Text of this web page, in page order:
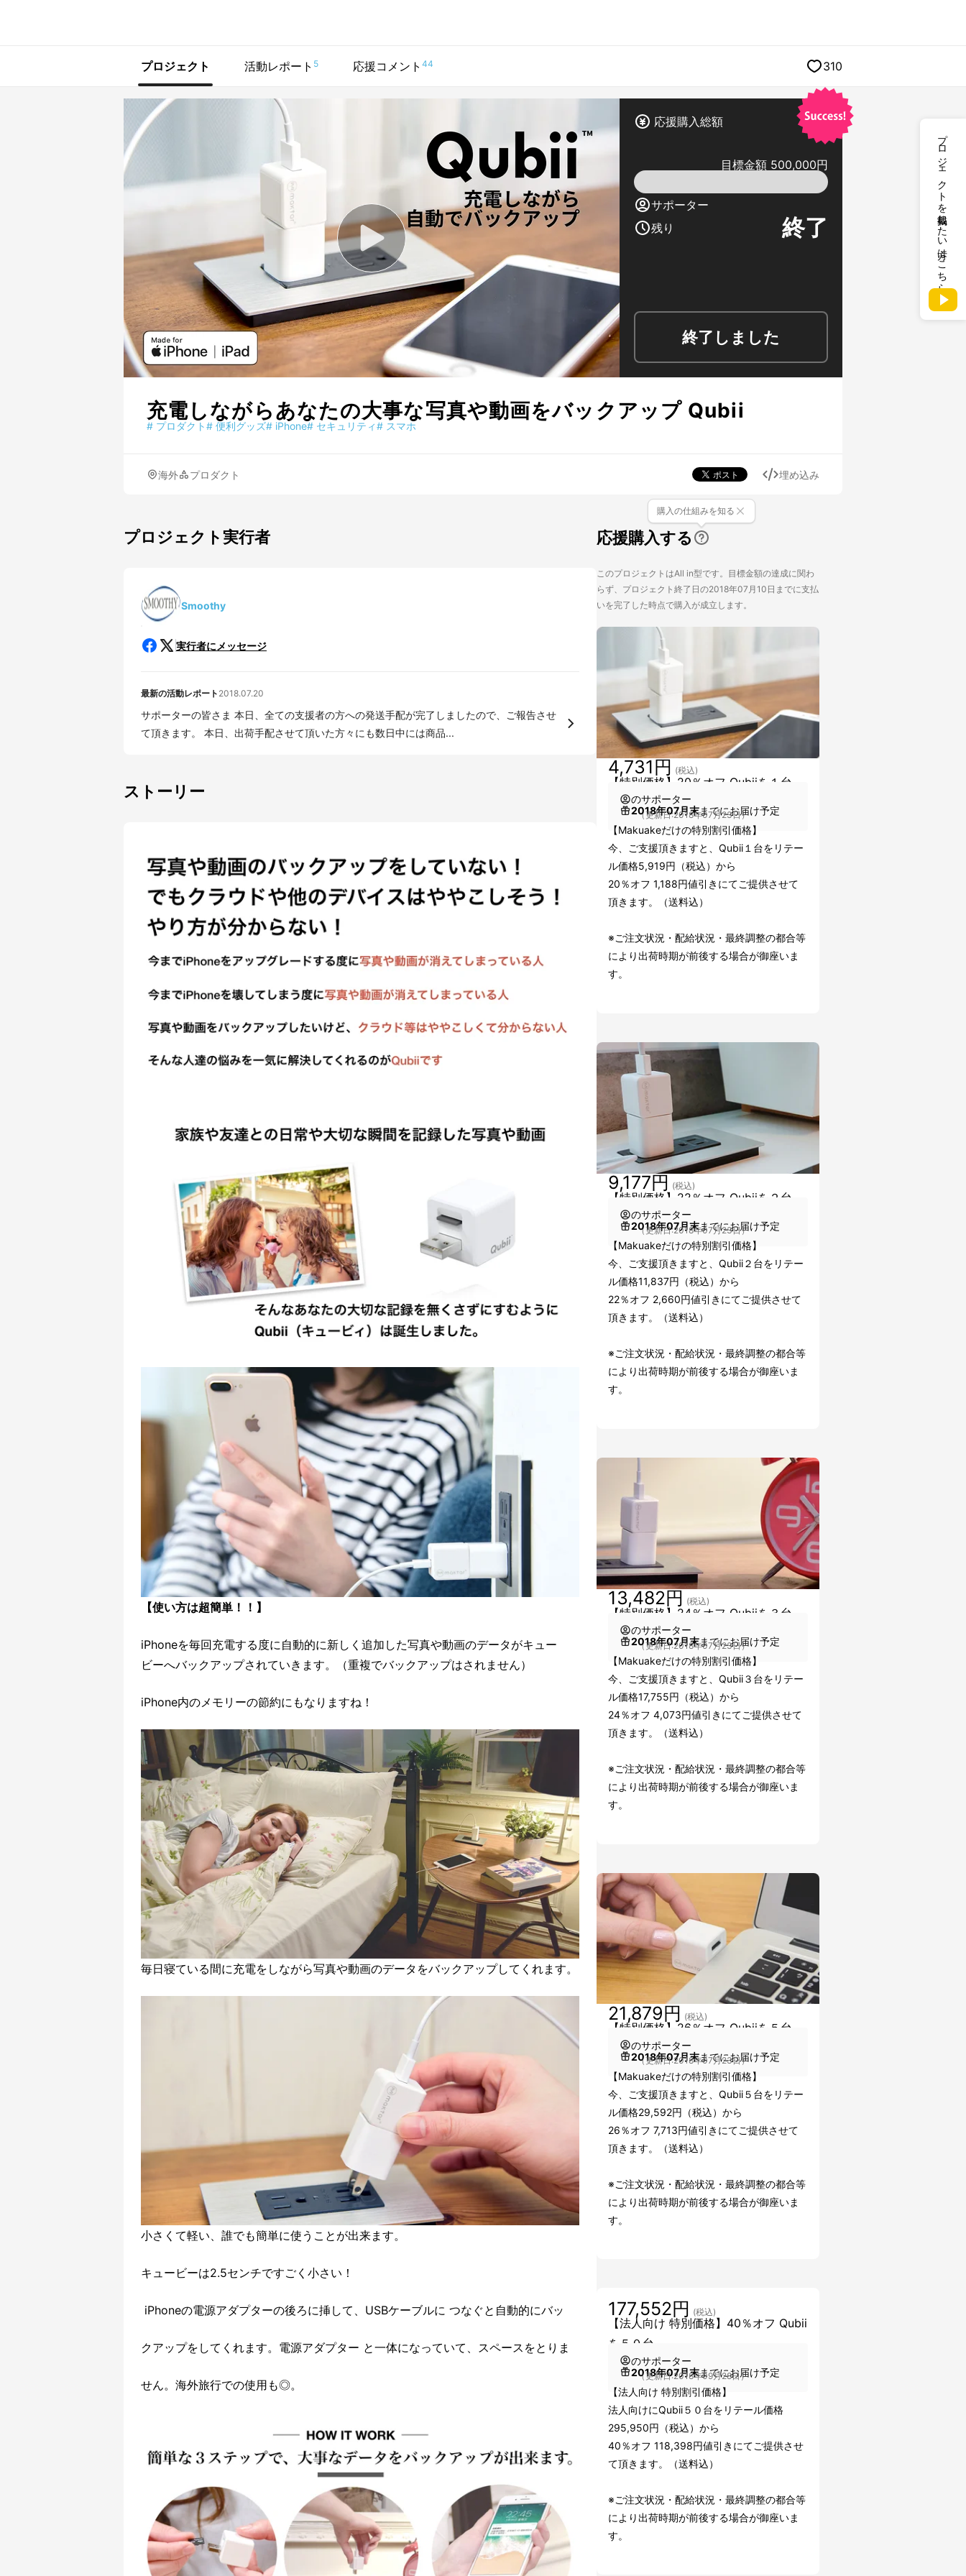
プロジェクトを掲載したい方はこちら
プロジェクト 活動レポート 5 応援コメント 44 310
応援購入総額
目標金額 500,000円
サポーター
残り
終了
終了しました
充電しながらあなたの大事な写真や動画をバックアップ Qubii
# プロダクト# 便利グッズ# iPhone# セキュリティ# スマホ
海外 プロダクト 埋め込み
プロジェクト実行者
Smoothy
実行者にメッセージ
最新の活動レポート 2018.07.20
サポーターの皆さま 本日、全ての支援者の方への発送手配が完了しましたので、ご報告させ
て頂きます。 本日、出荷手配させて頂いた方々にも数日中には商品...
ストーリー
【使い方は超簡単！！】
iPhoneを毎回充電する度に自動的に新しく追加した写真や動画のデータがキュー
ビーへバックアップされていきます。（重複でバックアップはされません）
iPhone内のメモリーの節約にもなりますね！
毎日寝ている間に充電をしながら写真や動画のデータをバックアップしてくれます。
小さくて軽い、誰でも簡単に使うことが出来ます。
キュービーは2.5センチですごく小さい！
iPhoneの電源アダプターの後ろに挿して、USBケーブルに つなぐと自動的にバッ
クアップをしてくれます。電源アダプター と一体になっていて、スペースをとりま
せん。海外旅行での使用も◎。
応援購入する
購入の仕組みを知る
このプロジェクトはAll in型です。目標金額の達成に関わ
らず、プロジェクト終了日の2018年07月10日までに支払
いを完了した時点で購入が成立します。
【特別価格】20％オフ Qubiiを１台
4,731円 (税込)
のサポーター
2018年07月末までにお届け予定
（更新日:2018年07月23日）
【Makuakeだけの特別割引価格】
今、ご支援頂きますと、Qubii１台をリテー
ル価格5,919円（税込）から
20％オフ 1,188円値引きにてご提供させて
頂きます。（送料込）
※ご注文状況・配給状況・最終調整の都合等
により出荷時期が前後する場合が御座いま
す。
【特別価格】22％オフ Qubiiを２台
9,177円 (税込)
のサポーター
2018年07月末までにお届け予定
（更新日:2018年07月23日）
【Makuakeだけの特別割引価格】
今、ご支援頂きますと、Qubii２台をリテー
ル価格11,837円（税込）から
22％オフ 2,660円値引きにてご提供させて
頂きます。（送料込）
※ご注文状況・配給状況・最終調整の都合等
により出荷時期が前後する場合が御座いま
す。
【特別価格】24％オフ Qubiiを３台
13,482円 (税込)
のサポーター
2018年07月末までにお届け予定
（更新日:2018年07月23日）
【Makuakeだけの特別割引価格】
今、ご支援頂きますと、Qubii３台をリテー
ル価格17,755円（税込）から
24％オフ 4,073円値引きにてご提供させて
頂きます。（送料込）
※ご注文状況・配給状況・最終調整の都合等
により出荷時期が前後する場合が御座いま
す。
【特別価格】26％オフ Qubiiを５台
21,879円 (税込)
のサポーター
2018年07月末までにお届け予定
（更新日:2018年07月23日）
【Makuakeだけの特別割引価格】
今、ご支援頂きますと、Qubii５台をリテー
ル価格29,592円（税込）から
26％オフ 7,713円値引きにてご提供させて
頂きます。（送料込）
※ご注文状況・配給状況・最終調整の都合等
により出荷時期が前後する場合が御座いま
す。
【法人向け 特別価格】40％オフ Qubii
を５０台
177,552円 (税込)
のサポーター
2018年07月末までにお届け予定
（更新日:2018年09月28日）
【法人向け 特別割引価格】
法人向けにQubii５０台をリテール価格
295,950円（税込）から
40％オフ 118,398円値引きにてご提供させ
て頂きます。（送料込）
※ご注文状況・配給状況・最終調整の都合等
により出荷時期が前後する場合が御座いま
す。